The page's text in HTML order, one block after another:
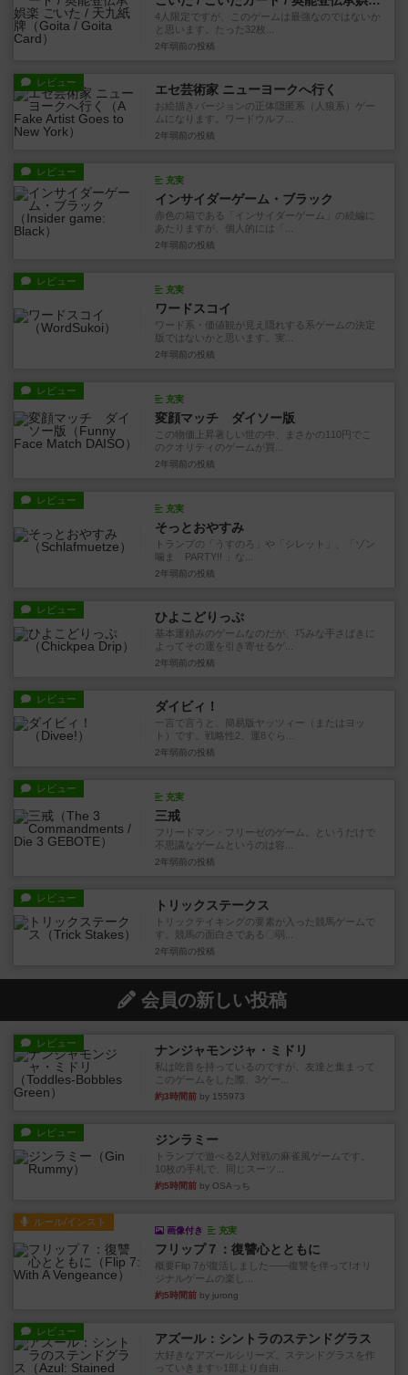
4人限定ですが、このゲームは最強なのではないか
と思います。たった32枚...
2年弱前 の投稿
レビュー エセ芸術家 ニューヨークへ行く
お絵描きバージョンの正体隠匿系（人狼系）ゲー
ムになります。ワードウルフ...
2年弱前 の投稿
レビュー
充実
インサイダーゲーム・ブラック
赤色の箱である「インサイダーゲーム」の続編に
あたりますが、個人的には「...
2年弱前 の投稿
レビュー
充実
ワードスコイ
ワード系・価値観が見え隠れする系ゲームの決定
版ではないかと思います。実...
2年弱前 の投稿
レビュー
充実
変顔マッチ ダイソー版
この物価上昇著しい世の中、まさかの110円でこ
のクオリティのゲームが買...
2年弱前 の投稿
レビュー
充実
そっとおやすみ
トランプの「うすのろ」や「シレット」、「ゾン
噛ま PARTY!! 」な...
2年弱前 の投稿
レビュー ひよこどりっぷ
基本運頼みのゲームなのだが、巧みな手さばきに
よってその運を引き寄せるゲ...
2年弱前 の投稿
レビュー ダイビィ！
一言で言うと、簡易版ヤッツィー（またはヨッ
ト）です。戦略性2、運8ぐら...
2年弱前 の投稿
レビュー
充実
三戒
フリードマン・フリーゼのゲーム。というだけで
不思議なゲームというのは容...
2年弱前 の投稿
レビュー トリックステークス
トリックテイキングの要素が入った競馬ゲームで
す。競馬の面白さである〇弱...
2年弱前 の投稿
会員の新しい投稿
レビュー ナンジャモンジャ・ミドリ
私は吃音を持っているのですが、友達と集まって
このゲームをした際、3ゲー...
約3時間前 by 155973
レビュー ジンラミー
トランプで遊べる2人対戦の麻雀風ゲームです。
10枚の手札で、同じスーツ...
約5時間前 by OSAっち
ルール/インスト
画像付き 充実
フリップ７：復讐心とともに
概要Flip 7が復活しました――復讐を伴って!オリ
ジナルゲームの楽し...
約5時間前 by jurong
レビュー アズール：シントラのステンドグラス
大好きなアズールシリーズ。ステンドグラスを作
っていきます✨1部より自由...